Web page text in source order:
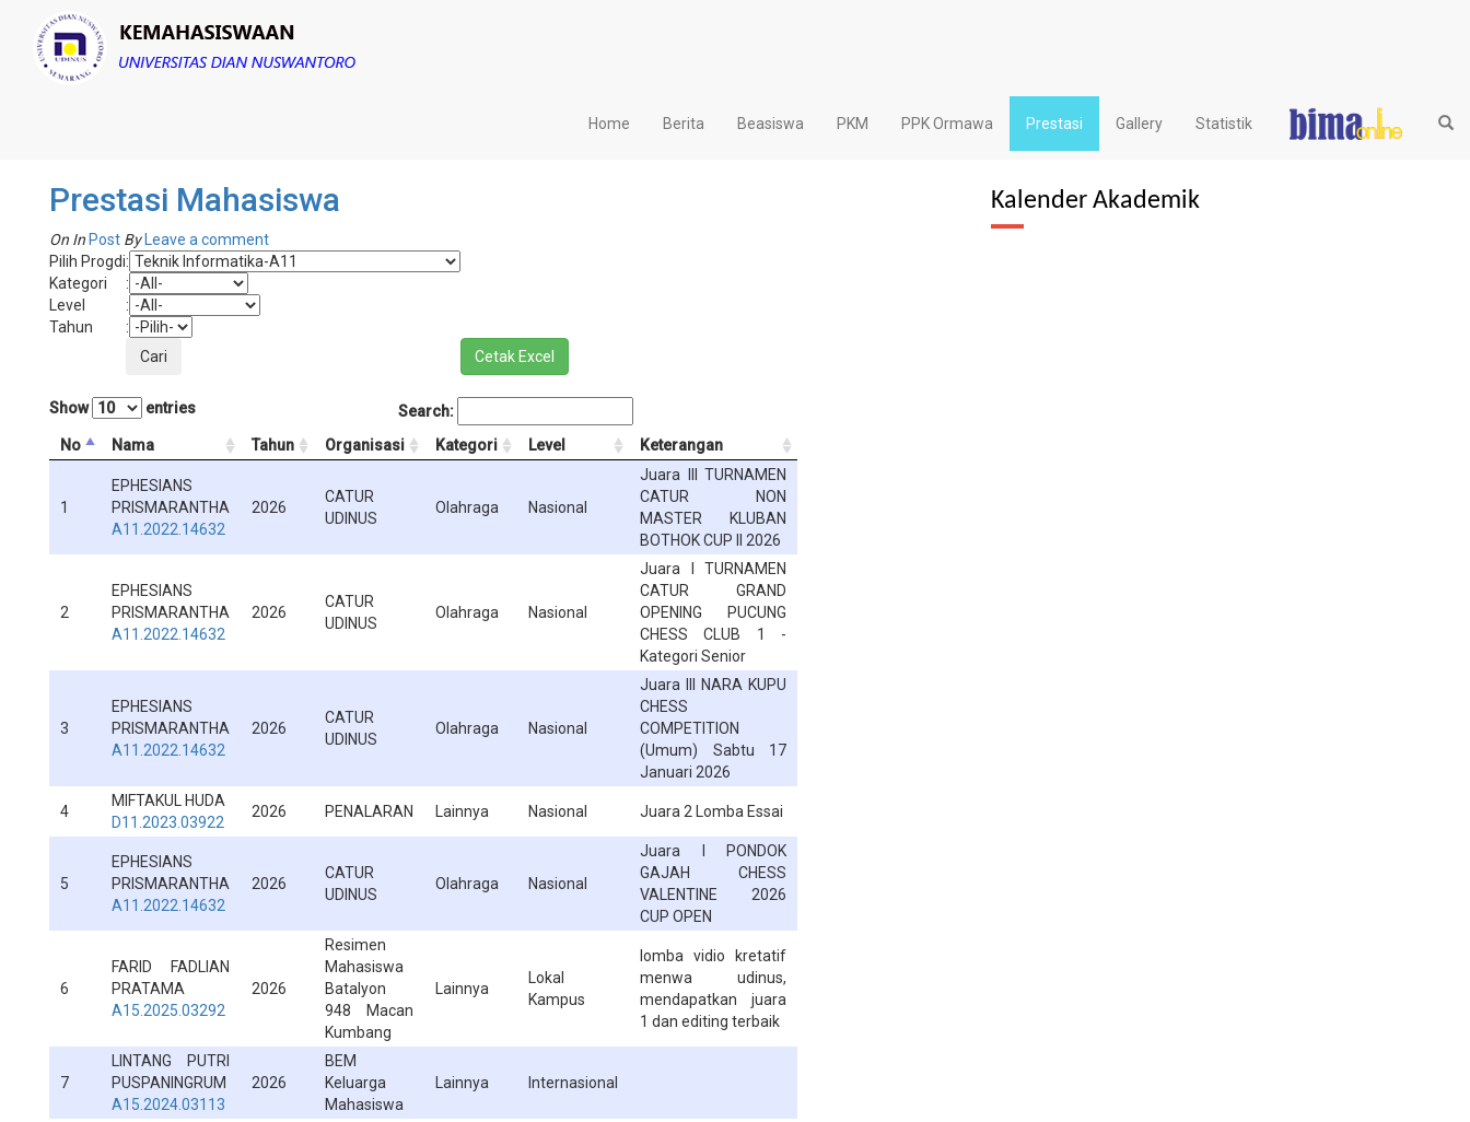
Home Berita Beasiswa PKM PPK Ormawa Prestasi Gallery Statistik
Prestasi Mahasiswa
On In Post By
Leave a comment
Pilih Progdi:
Kategori
:
Level
:
Tahun
:
Show entries
Search:
No
Nama Tahun Organisasi Kategori Level Keterangan
1
EPHESIANS
PRISMARANTHA
A11.2022.14632
2026
CATUR
UDINUS
Olahraga Nasional
Juara III TURNAMEN
CATUR NON
MASTER KLUBAN
BOTHOK CUP II 2026
2
EPHESIANS
PRISMARANTHA
A11.2022.14632
2026
CATUR
UDINUS
Olahraga Nasional
Juara I TURNAMEN
CATUR GRAND
OPENING PUCUNG
CHESS CLUB 1 -
Kategori Senior
3
EPHESIANS
PRISMARANTHA
A11.2022.14632
2026
CATUR
UDINUS
Olahraga Nasional
Juara III NARA KUPU
CHESS
COMPETITION
(Umum) Sabtu 17
Januari 2026
4
MIFTAKUL HUDA
D11.2023.03922
2026 PENALARAN Lainnya Nasional Juara 2 Lomba Essai
5
EPHESIANS
PRISMARANTHA
A11.2022.14632
2026
CATUR
UDINUS
Olahraga Nasional
Juara I PONDOK
GAJAH CHESS
VALENTINE 2026
CUP OPEN
6
FARID FADLIAN
PRATAMA
A15.2025.03292
2026
Resimen
Mahasiswa
Batalyon
948 Macan
Kumbang
Lainnya
Lokal
Kampus
lomba vidio kretatif
menwa udinus,
mendapatkan juara
1 dan editing terbaik
7
LINTANG PUTRI
PUSPANINGRUM
A15.2024.03113
2026
BEM
Keluarga
Mahasiswa
Lainnya Internasional
Kalender Akademik